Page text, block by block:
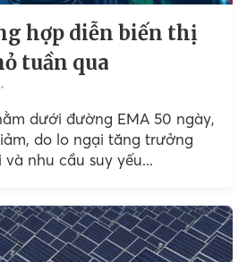
hợp diễn biến thị
tuần qua
dưới đường EMA 50 ngày,
do lo ngại tăng trưởng
nhu cầu suy yếu...